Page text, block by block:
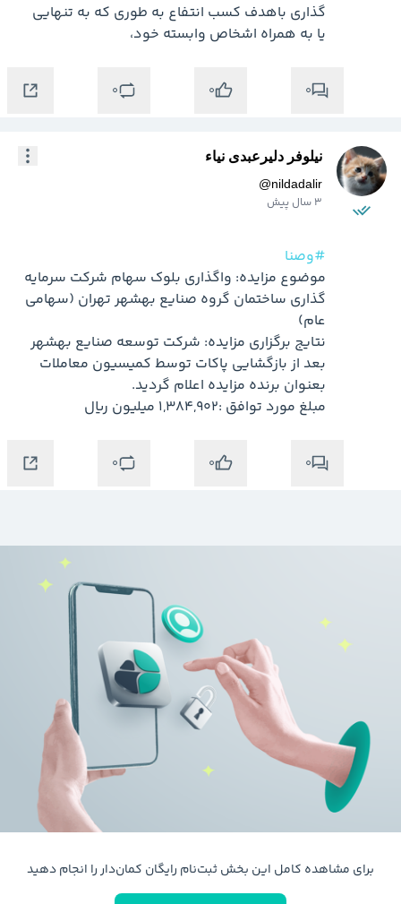
یا به همراه اشخاص وابسته خود،
0
0
0
نیلوفر دلیرعبدی نیاء
@nildadalir
3 سال پیش
#وصنا
مبلغ مورد توافق :1,384,902 میلیون ریال
0
0
0
برای مشاهده کامل این بخش ثبت‌نام رایگان کمان‌دار را انجام دهید